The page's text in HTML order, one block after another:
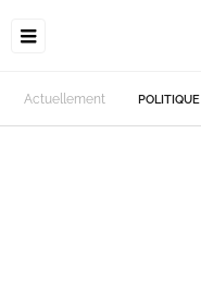
Actuellement POLITIQUE